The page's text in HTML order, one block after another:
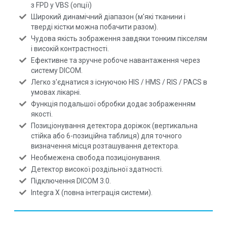
з FPD у VBS (опції)
Широкий динамічний діапазон (м'які тканини і
тверді кістки можна побачити разом).
Чудова якість зображення завдяки тонким пікселям
і високій контрастності.
Ефективне та зручне робоче навантаження через
систему DICOM.
Легко з'єднатися з існуючою HIS / HMS / RIS / PACS в
умовах лікарні.
Функція подальшої обробки додає зображенням
якості.
Позиціонування детектора доріжок (вертикальна
стійка або 6-позиційна таблиця) для точного
визначення місця розташування детектора.
Необмежена свобода позиціонування.
Детектор високої роздільної здатності.
Підключення DICOM 3.0.
Integra X (повна інтеграція системи).